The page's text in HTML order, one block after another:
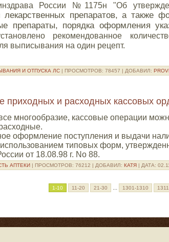
России №1175н "Об
лекарственных препаратов, а также
препараты, порядка оформления
рекомендованное
выписывания на один рецепт.
И ОТПУСКА ЛС | ПРОСМОТРОВ: 78457 | ДОБАВИЛ:
приходных и расходных кассовых
многообразие, кассовые операции
оформление поступления и выдачи
использованием типовых форм,
от 18.08.98 г. No 88.
АПТЕКИ | ПРОСМОТРОВ: 76212 | ДОБАВИЛ: КАТЯ | ДАТА:
1-10 11-20 21-30 1301-1310